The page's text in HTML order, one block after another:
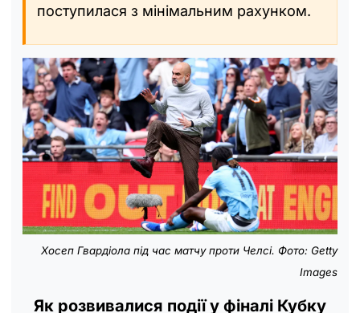
поступилася з мінімальним рахунком.
Хосеп Гвардіола під час матчу проти Челсі. Фото: Getty
Images
Як розвивалися події у фіналі Кубку